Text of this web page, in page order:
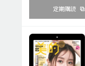
定期購読